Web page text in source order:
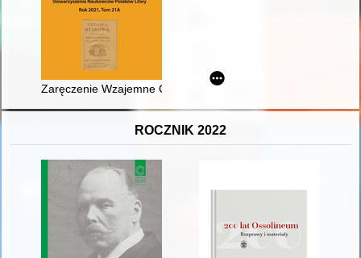
Zaręczenie Wzajemne Obojga Narodów - trwałość i dramat
ROCZNIK 2022